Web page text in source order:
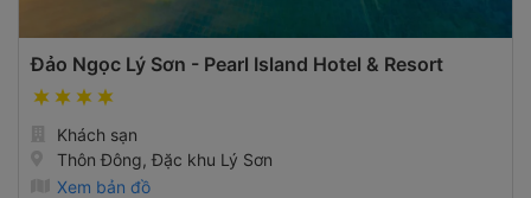
Đảo Ngọc Lý Sơn - Pearl Island Hotel & Resort
Khách sạn
Thôn Đông, Đặc khu Lý Sơn
Xem bản đồ